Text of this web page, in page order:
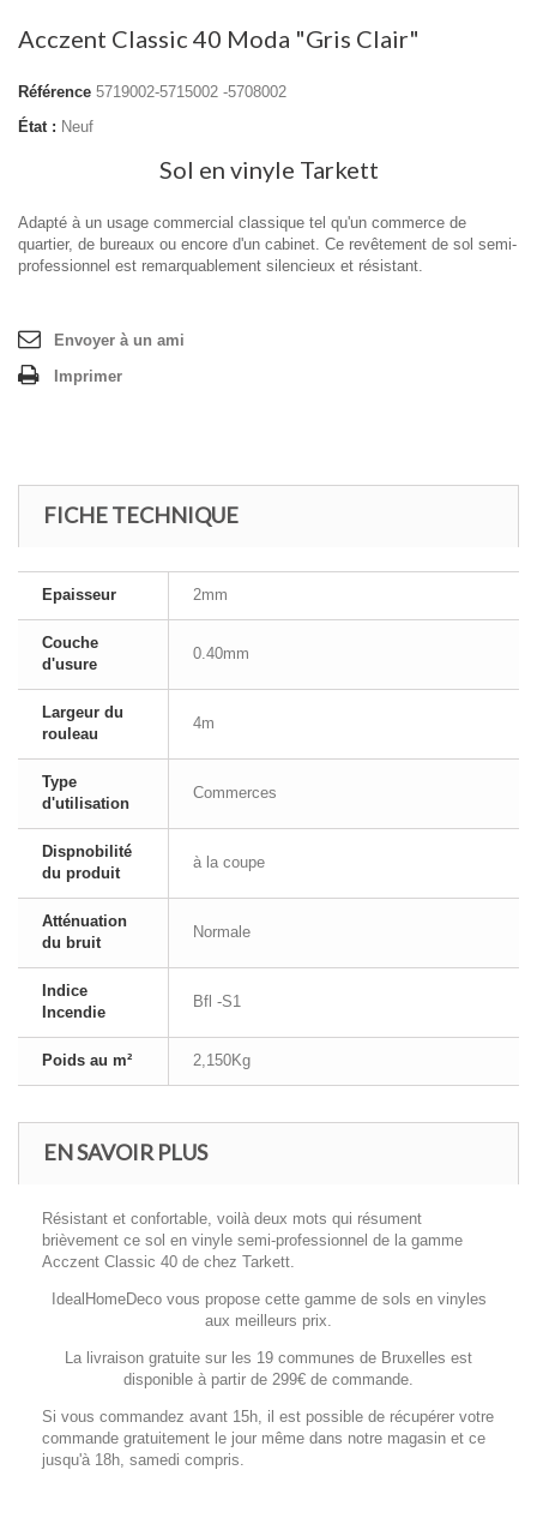
Acczent Classic 40 Moda "Gris Clair"
Référence 5719002-5715002 -5708002
État : Neuf
Sol en vinyle Tarkett
Adapté à un usage commercial classique tel qu'un commerce de
quartier, de bureaux ou encore d'un cabinet. Ce revêtement de sol semi-
professionnel est remarquablement silencieux et résistant.
Envoyer à un ami
Imprimer
FICHE TECHNIQUE
Epaisseur 2mm
Couche
d'usure
0.40mm
Largeur du
rouleau
4m
Type
d'utilisation
Commerces
Dispnobilité
du produit
à la coupe
Atténuation
du bruit
Normale
Indice
Incendie
Bfl -S1
Poids au m² 2,150Kg
EN SAVOIR PLUS
Résistant et confortable, voilà deux mots qui résument
brièvement ce sol en vinyle semi-professionnel de la gamme
Acczent Classic 40 de chez Tarkett.
IdealHomeDeco vous propose cette gamme de sols en vinyles
aux meilleurs prix.
La livraison gratuite sur les 19 communes de Bruxelles est
disponible à partir de 299€ de commande.
Si vous commandez avant 15h, il est possible de récupérer votre
commande gratuitement le jour même dans notre magasin et ce
jusqu'à 18h, samedi compris.